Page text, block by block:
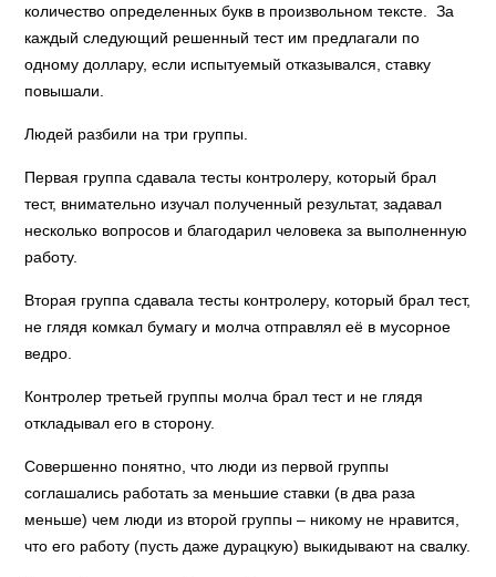
количество определенных букв в произвольном тексте. За
каждый следующий решенный тест им предлагали по
одному доллару, если испытуемый отказывался, ставку
повышали.
Людей разбили на три группы.
Первая группа сдавала тесты контролеру, который брал
тест, внимательно изучал полученный результат, задавал
несколько вопросов и благодарил человека за выполненную
работу.
Вторая группа сдавала тесты контролеру, который брал тест,
не глядя комкал бумагу и молча отправлял её в мусорное
ведро.
Контролер третьей группы молча брал тест и не глядя
откладывал его в сторону.
Совершенно понятно, что люди из первой группы
соглашались работать за меньшие ставки (в два раза
меньше) чем люди из второй группы – никому не нравится,
что его работу (пусть даже дурацкую) выкидывают на свалку.